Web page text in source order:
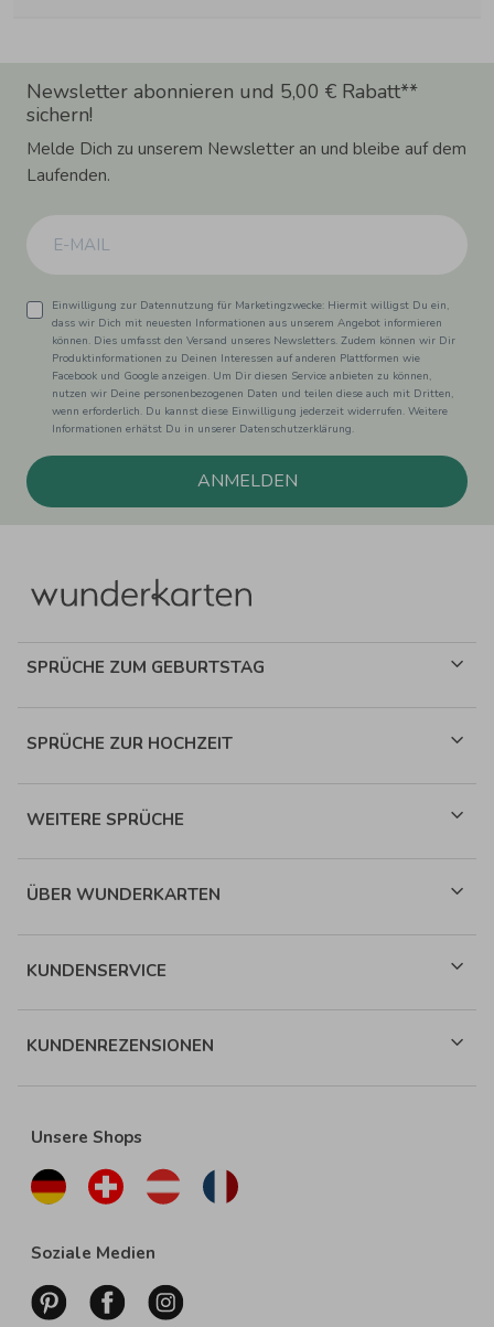
Newsletter abonnieren und 5,00 € Rabatt**
sichern!
Melde Dich zu unserem Newsletter an und bleibe auf dem
Laufenden.
Einwilligung zur Datennutzung für Marketingzwecke: Hiermit willigst Du ein,
dass wir Dich mit neuesten Informationen aus unserem Angebot informieren
können. Dies umfasst den Versand unseres Newsletters. Zudem können wir Dir
Produktinformationen zu Deinen Interessen auf anderen Plattformen wie
Facebook und Google anzeigen. Um Dir diesen Service anbieten zu können,
nutzen wir Deine personenbezogenen Daten und teilen diese auch mit Dritten,
wenn erforderlich. Du kannst diese Einwilligung jederzeit widerrufen. Weitere
Informationen erhätst Du in unserer Datenschutzerklärung.
ANMELDEN
SPRÜCHE ZUM GEBURTSTAG
SPRÜCHE ZUR HOCHZEIT
WEITERE SPRÜCHE
ÜBER WUNDERKARTEN
KUNDENSERVICE
KUNDENREZENSIONEN
Unsere Shops
Soziale Medien